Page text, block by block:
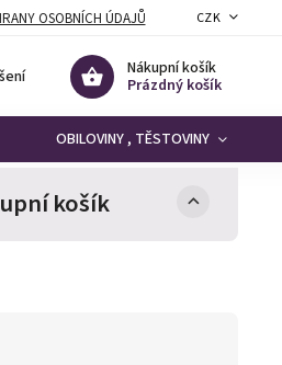
OSOBNÍCH ÚDAJŮ CZK
Nákupní košík
Prázdný košík
OBILOVINY , TĚSTOVINY
košík